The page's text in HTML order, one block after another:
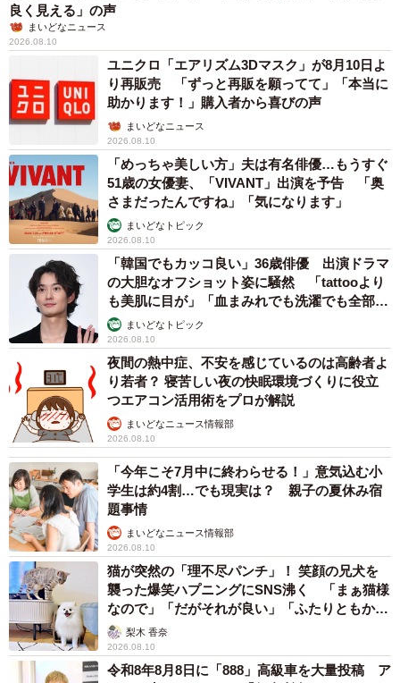
良く見える」の声
まいどなニュース
2026.08.10
ユニクロ「エアリズム3Dマスク」が8月10日よ
り再販売 「ずっと再販を願ってて」「本当に
助かります！」購入者から喜びの声
まいどなニュース
2026.08.10
「めっちゃ美しい方」夫は有名俳優…もうすぐ
51歳の女優妻、「VIVANT」出演を予告 「奥
さまだったんですね」「気になります」
まいどなトピック
2026.08.10
「韓国でもカッコ良い」36歳俳優 出演ドラマ
の大胆なオフショット姿に騒然 「tattooより
も美肌に目が」「血まみれでも洗濯でも全部か
っこいい」
まいどなトピック
2026.08.10
夜間の熱中症、不安を感じているのは高齢者よ
り若者？ 寝苦しい夜の快眠環境づくりに役立
つエアコン活用術をプロが解説
まいどなニュース情報部
2026.08.10
「今年こそ7月中に終わらせる！」意気込む小
学生は約4割…でも現実は？ 親子の夏休み宿
題事情
まいどなニュース情報部
2026.08.10
猫が突然の「理不尽パンチ」！ 笑顔の兄犬を
襲った爆笑ハプニングにSNS沸く 「まぁ猫様
なので」「だがそれが良い」「ふたりともかわ
いいね」
梨木 香奈
2026.08.10
令和8年8月8日に「888」高級車を大量投稿 ア